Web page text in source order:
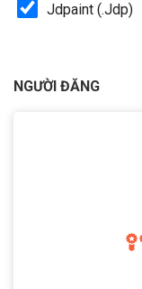
Jdpaint (.Jdp)
NGƯỜI ĐĂNG